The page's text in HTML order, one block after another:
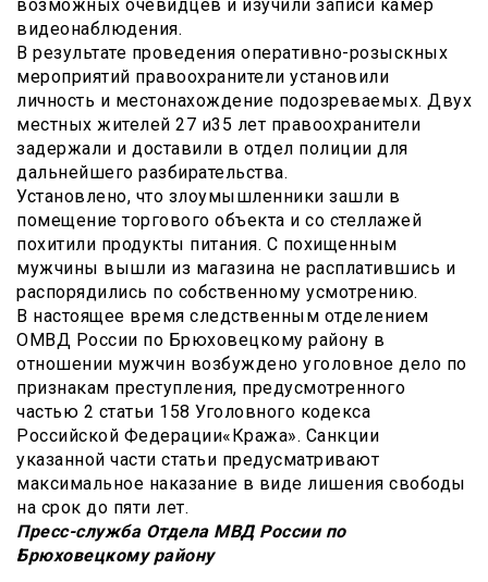
возможных очевидцев и изучили записи камер
видеонаблюдения.
В результате проведения оперативно-розыскных
мероприятий правоохранители установили
личность и местонахождение подозреваемых. Двух
местных жителей 27 и35 лет правоохранители
задержали и доставили в отдел полиции для
дальнейшего разбирательства.
Установлено, что злоумышленники зашли в
помещение торгового объекта и со стеллажей
похитили продукты питания. С похищенным
мужчины вышли из магазина не расплатившись и
распорядились по собственному усмотрению.
В настоящее время следственным отделением
ОМВД России по Брюховецкому району в
отношении мужчин возбуждено уголовное дело по
признакам преступления, предусмотренного
частью 2 статьи 158 Уголовного кодекса
Российской Федерации«Кража». Санкции
указанной части статьи предусматривают
максимальное наказание в виде лишения свободы
на срок до пяти лет.
Пресс-служба Отдела МВД России по
Брюховецкому району